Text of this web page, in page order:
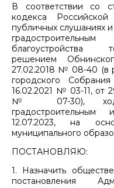
В соответствии со
кодекса
публичных слушаниях
благоустройства
решением
27.02.2018 № 08-40 (в
городского
16.02.2021 № 03-11, от
№ 07-30),
12.07.2023, на
муниципального
ПОСТАНОВЛЯЮ:
1. Назначить
постановления